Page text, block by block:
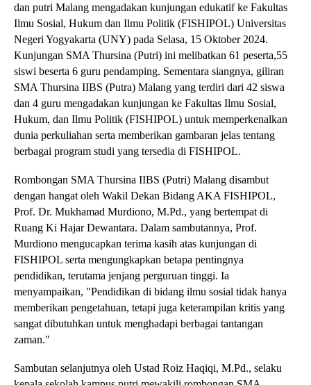
dan putri Malang mengadakan kunjungan edukatif ke Fakultas
Ilmu Sosial, Hukum dan Ilmu Politik (FISHIPOL) Universitas
Negeri Yogyakarta (UNY) pada Selasa, 15 Oktober 2024.
Kunjungan SMA Thursina (Putri) ini melibatkan 61 peserta,55
siswi beserta 6 guru pendamping. Sementara siangnya, giliran
SMA Thursina IIBS (Putra) Malang yang terdiri dari 42 siswa
dan 4 guru mengadakan kunjungan ke Fakultas Ilmu Sosial,
Hukum, dan Ilmu Politik (FISHIPOL) untuk memperkenalkan
dunia perkuliahan serta memberikan gambaran jelas tentang
berbagai program studi yang tersedia di FISHIPOL.
Rombongan SMA Thursina IIBS (Putri) Malang disambut
dengan hangat oleh Wakil Dekan Bidang AKA FISHIPOL,
Prof. Dr. Mukhamad Murdiono, M.Pd., yang bertempat di
Ruang Ki Hajar Dewantara. Dalam sambutannya, Prof.
Murdiono mengucapkan terima kasih atas kunjungan di
FISHIPOL serta mengungkapkan betapa pentingnya
pendidikan, terutama jenjang perguruan tinggi. Ia
menyampaikan, "Pendidikan di bidang ilmu sosial tidak hanya
memberikan pengetahuan, tetapi juga keterampilan kritis yang
sangat dibutuhkan untuk menghadapi berbagai tantangan
zaman."
Sambutan selanjutnya oleh Ustad Roiz Haqiqi, M.Pd., selaku